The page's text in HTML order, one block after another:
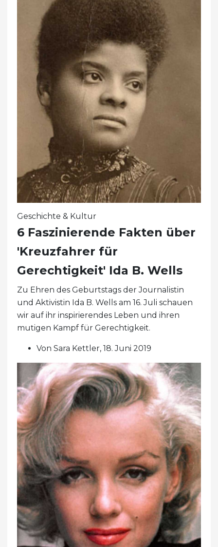
Geschichte & Kultur
6 Faszinierende Fakten über
'Kreuzfahrer für
Gerechtigkeit' Ida B. Wells
Zu Ehren des Geburtstags der Journalistin
und Aktivistin Ida B. Wells am 16. Juli schauen
wir auf ihr inspirierendes Leben und ihren
mutigen Kampf für Gerechtigkeit.
Von Sara Kettler, 18. Juni 2019